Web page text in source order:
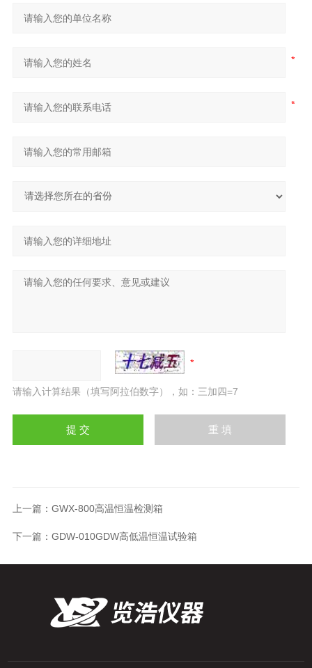
请输入计算结果（填写阿拉伯数字），如：三加四=7
上一篇： GWX-800高温恒温检测箱
下一篇： GDW-010GDW高低温恒温试验箱